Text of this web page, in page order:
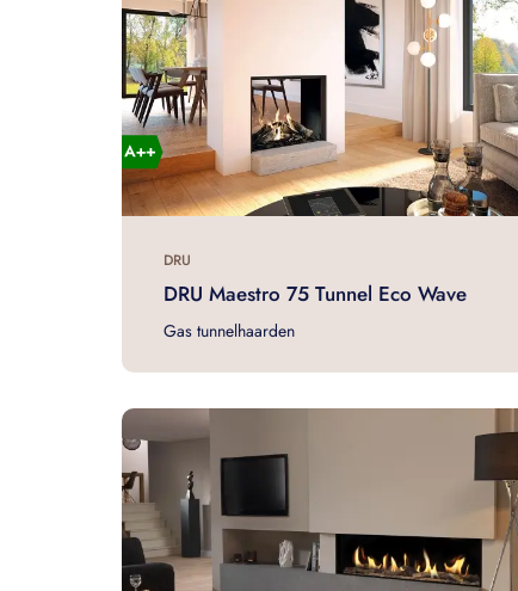
DRU
DRU Maestro 75 Tunnel Eco Wave
Gas tunnelhaarden